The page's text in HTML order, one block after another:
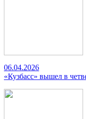
06.04.2026
«Кузбасс» вышел в